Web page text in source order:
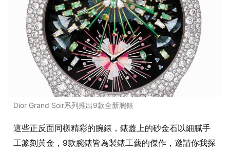
Dior Grand Soir系列推出9款全新腕錶
這些正反面同樣精彩的腕錶，錶蓋上的砂金石以細膩手
工篆刻黃金，9款腕錶皆為製錶工藝的傑作，邀請你我探